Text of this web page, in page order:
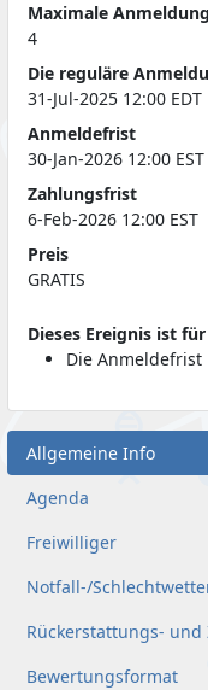
Maximale
4
Die reguläre
31-Jul-2025 12:00 EDT
Anmeldefrist
30-Jan-2026 12:00 EST
Zahlungsfrist
6-Feb-2026 12:00 EST
Preis
GRATIS
Dieses Ereignis ist
Die
Allgemeine Info
Agenda
Freiwilliger
Notfall-/
Rückerstattungs-
Bewertungsformat